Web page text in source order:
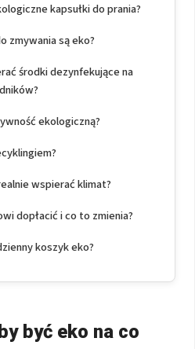
kapsułki do prania?
zmywania są eko?
środki dezynfekujące na
ekologiczną?
wspierać klimat?
dopłacić i co to zmienia?
koszyk eko?
być eko na co